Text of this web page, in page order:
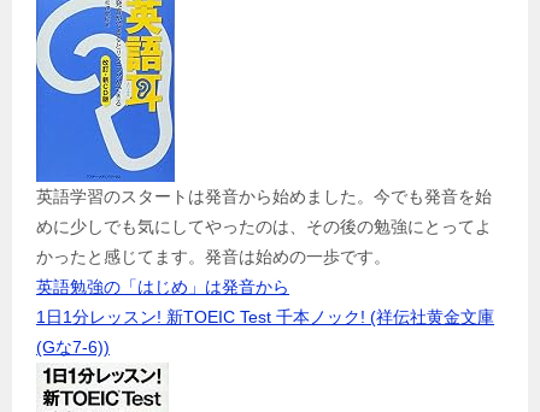
英語学習のスタートは発音から始めました。今でも発音を始
めに少しでも気にしてやったのは、その後の勉強にとってよ
かったと感じてます。発音は始めの一歩です。
英語勉強の「はじめ」は発音から
1日1分レッスン! 新TOEIC Test 千本ノック! (祥伝社黄金文庫
(Gな7-6))